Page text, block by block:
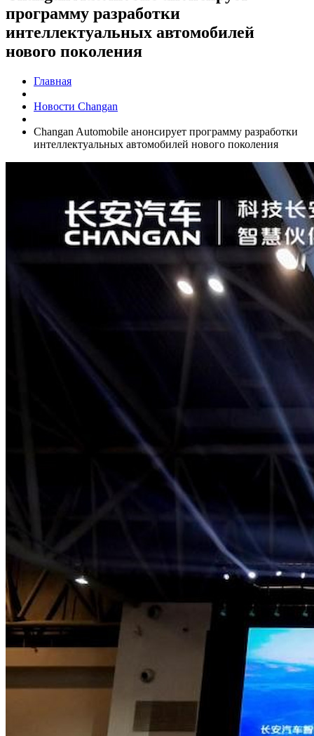
программу разработки
интеллектуальных автомобилей
нового поколения
Главная
Новости Changan
Changan Automobile анонсирует программу разработки
интеллектуальных автомобилей нового поколения